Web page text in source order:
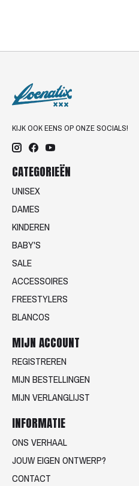
KIJK OOK EENS OP ONZE SOCIALS!
CATEGORIEËN
UNISEX
DAMES
KINDEREN
BABY'S
SALE
ACCESSOIRES
FREESTYLERS
BLANCOS
MIJN ACCOUNT
REGISTREREN
MIJN BESTELLINGEN
MIJN VERLANGLIJST
INFORMATIE
ONS VERHAAL
JOUW EIGEN ONTWERP?
CONTACT